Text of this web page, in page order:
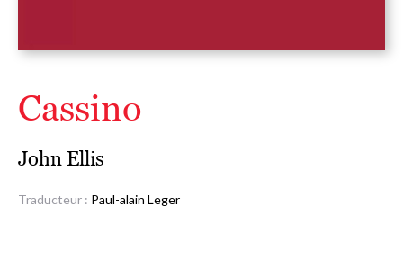
Cassino
John Ellis
Traducteur : Paul-alain Leger